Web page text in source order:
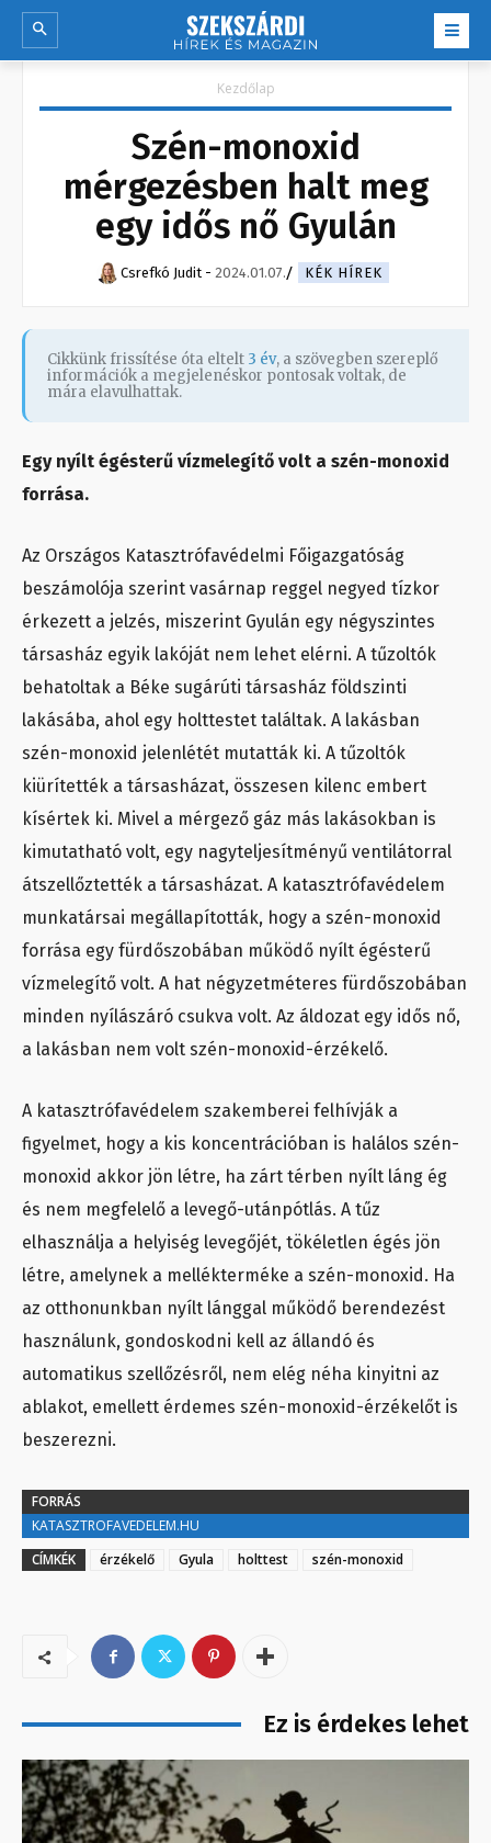
Kezdőlap
Szén-monoxid
mérgezésben halt meg
egy idős nő Gyulán
Csrefkó Judit - 2024.01.07. KÉK HÍREK
Cikkünk frissítése óta eltelt 3 év, a szövegben szereplő
információk a megjelenéskor pontosak voltak, de
mára elavulhattak.
Egy nyílt égésterű vízmelegítő volt a szén-monoxid
forrása.
Az Országos Katasztrófavédelmi Főigazgatóság
beszámolója szerint vasárnap reggel negyed tízkor
érkezett a jelzés, miszerint Gyulán egy négyszintes
társasház egyik lakóját nem lehet elérni. A tűzoltók
behatoltak a Béke sugárúti társasház földszinti
lakásába, ahol egy holttestet találtak. A lakásban
szén-monoxid jelenlétét mutatták ki. A tűzoltók
kiürítették a társasházat, összesen kilenc embert
kísértek ki. Mivel a mérgező gáz más lakásokban is
kimutatható volt, egy nagyteljesítményű ventilátorral
átszellőztették a társasházat. A katasztrófavédelem
munkatársai megállapították, hogy a szén-monoxid
forrása egy fürdőszobában működő nyílt égésterű
vízmelegítő volt. A hat négyzetméteres fürdőszobában
minden nyílászáró csukva volt. Az áldozat egy idős nő,
a lakásban nem volt szén-monoxid-érzékelő.
A katasztrófavédelem szakemberei felhívják a
figyelmet, hogy a kis koncentrációban is halálos szén-
monoxid akkor jön létre, ha zárt térben nyílt láng ég
és nem megfelelő a levegő-utánpótlás. A tűz
elhasználja a helyiség levegőjét, tökéletlen égés jön
létre, amelynek a mellékterméke a szén-monoxid. Ha
az otthonunkban nyílt lánggal működő berendezést
használunk, gondoskodni kell az állandó és
automatikus szellőzésről, nem elég néha kinyitni az
ablakot, emellett érdemes szén-monoxid-érzékelőt is
beszerezni.
FORRÁS
KATASZTROFAVEDELEM.HU
CÍMKÉK
érzékelő Gyula holttest szén-monoxid
Ez is érdekes lehet